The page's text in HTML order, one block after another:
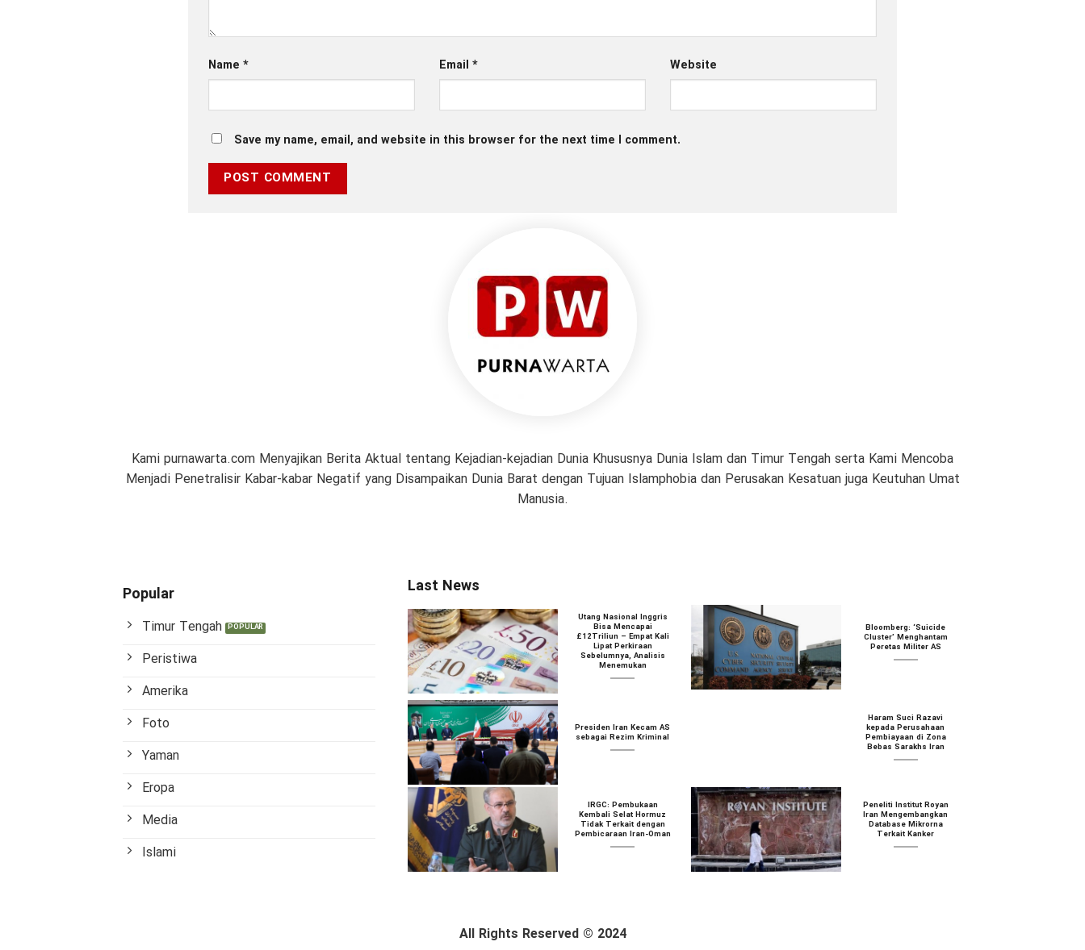
Name * Email * Website
Save my name, email, and website in this browser for the next time I comment.
Kami purnawarta.com Menyajikan Berita Aktual tentang Kejadian-kejadian Dunia Khususnya Dunia Islam dan Timur Tengah serta Kami Mencoba
Menjadi Penetralisir Kabar-kabar Negatif yang Disampaikan Dunia Barat dengan Tujuan Islamphobia dan Perusakan Kesatuan juga Keutuhan Umat
Manusia.
Popular
Timur Tengah
Peristiwa
Amerika
Foto
Yaman
Eropa
Media
Islami
Last News
Utang Nasional Inggris
Bisa Mencapai
£12Triliun – Empat Kali
Lipat Perkiraan
Sebelumnya, Analisis
Menemukan
Bloomberg: ‘Suicide
Cluster’ Menghantam
Peretas Militer AS
Presiden Iran Kecam AS
sebagai Rezim Kriminal
Haram Suci Razavi
kepada Perusahaan
Pembiayaan di Zona
Bebas Sarakhs Iran
IRGC: Pembukaan
Kembali Selat Hormuz
Tidak Terkait dengan
Pembicaraan Iran-Oman
Peneliti Institut Royan
Iran Mengembangkan
Database Mikrorna
Terkait Kanker
All Rights Reserved © 2024